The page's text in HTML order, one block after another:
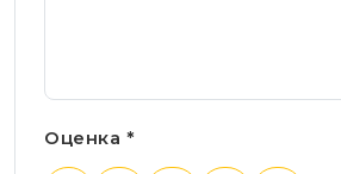
Оценка *